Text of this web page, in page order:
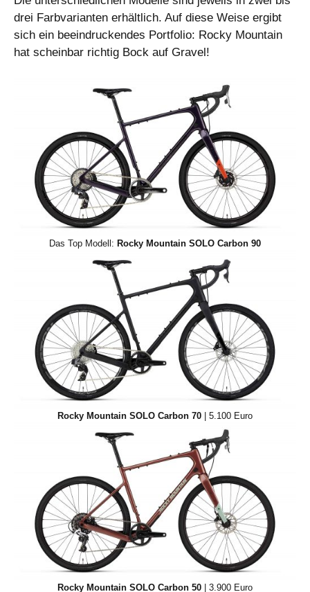
drei Farbvarianten erhältlich. Auf diese Weise ergibt
sich ein beeindruckendes Portfolio: Rocky Mountain
hat scheinbar richtig Bock auf Gravel!
Das Top Modell: Rocky Mountain SOLO Carbon 90
Rocky Mountain SOLO Carbon 70 | 5.100 Euro
Rocky Mountain SOLO Carbon 50 | 3.900 Euro